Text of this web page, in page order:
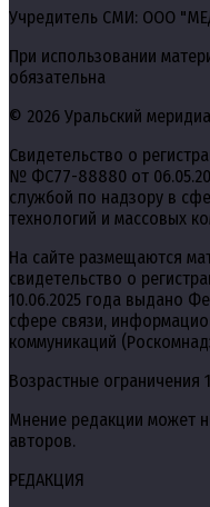
Учредитель СМИ: ООО
При использовании
обязательна
© 2026 Уральский
Свидетельство о
№ ФС77-88880 от
службой по надзору в
технологий и массовых
На сайте размещаются
свидетельство о
10.06.2025 года выдано
сфере связи,
коммуникаций
Возрастные ограничения
Мнение редакции может
авторов.
РЕДАКЦИЯ